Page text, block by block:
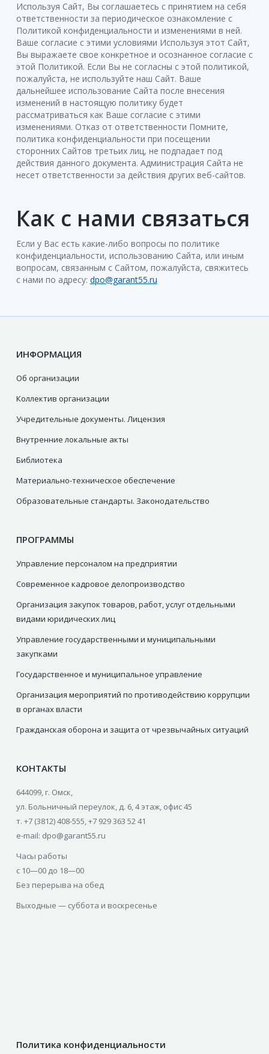
Используя Сайт, Вы соглашаетесь с принятием на себя
ответственности за периодическое ознакомление с
Политикой конфиденциальности и изменениями в ней.
Ваше согласие с этими условиями Используя этот Сайт,
Вы выражаете свое конкретное и осознанное согласие с
этой Политикой. Если Вы не согласны с этой политикой,
пожалуйста, не используйте наш Сайт. Ваше
дальнейшее использование Сайта после внесения
изменений в настоящую политику будет
рассматриваться как Ваше согласие с этими
изменениями. Отказ от ответственности Помните,
политика конфиденциальности при посещении
сторонних Сайтов третьих лиц, не подпадает под
действия данного документа. Администрация Сайта не
несет ответственности за действия других веб-сайтов.
Как с нами связаться
Если у Вас есть какие-либо вопросы по политике
конфиденциальности, использованию Сайта, или иным
вопросам, связанным с Сайтом, пожалуйста, свяжитесь
с нами по адресу: dpo@garant55.ru
ИНФОРМАЦИЯ
Об организации
Коллектив организации
Учредительные документы. Лицензия
Внутренние локальные акты
Библиотека
Материально-техническое обеспечение
Образовательные стандарты. Законодательство
ПРОГРАММЫ
Управление персоналом на предприятии
Современное кадровое делопроизводство
Организация закупок товаров, работ, услуг отдельными
видами юридических лиц
Управление государственными и муниципальными
закупками
Государственное и муниципальное управление
Организация мероприятий по противодействию коррупции
в органах власти
Гражданская оборона и защита от чрезвычайных ситуаций
КОНТАКТЫ
644099, г. Омск,
ул. Больничный переулок, д. 6, 4 этаж, офис 45
т. +7 (3812) 408-555, +7 929 363 52 41
e-mail: dpo@garant55.ru
Часы работы
с 10—00 до 18—00
Без перерыва на обед
Выходные — суббота и воскресенье
Политика конфиденциальности